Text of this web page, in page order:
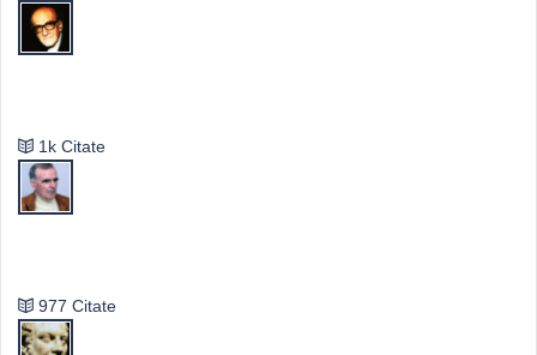
1k Citate
977 Citate